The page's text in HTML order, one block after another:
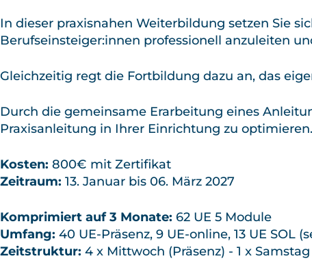
In dieser praxisnahen Weiterbildung setzen Sie
Berufseinsteiger:innen professionell anzuleiten
Gleichzeitig regt die Fortbildung dazu an, das
Durch die gemeinsame Erarbeitung eines
Praxisanleitung in Ihrer Einrichtung zu optimieren.
Kosten: 800€ mit Zertifikat
Zeitraum: 13. Januar bis 06. März 2027
Komprimiert auf 3 Monate: 62 UE 5 Module
Umfang: 40 UE-Präsenz, 9 UE-online, 13 UE SOL
Zeitstruktur: 4 x Mittwoch (Präsenz) - 1 x